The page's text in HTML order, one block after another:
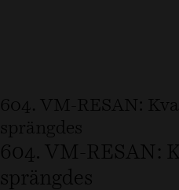
604. VM-RESAN:
sprängdes
604. VM-RESAN:
sprängdes